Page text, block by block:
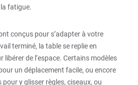
fatigue.
conçus pour s’adapter à votre
terminé, la table se replie en
libérer de l’espace. Certains modèles
un déplacement facile, ou encore
y glisser règles, ciseaux, ou